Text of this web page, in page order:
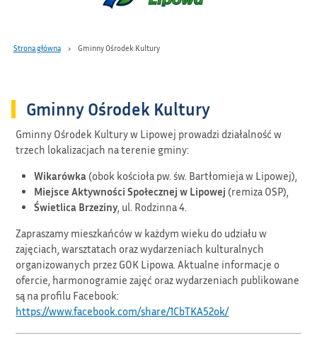
Strona główna Gminny Ośrodek Kultury
Gminny Ośrodek Kultury
Gminny Ośrodek Kultury w Lipowej prowadzi działalność w
trzech lokalizacjach na terenie gminy:
Wikarówka(obok kościoła pw. św. Bartłomieja w Lipowej),
Miejsce Aktywności Społecznej w Lipowej (remiza OSP),
Świetlica Brzeziny, ul. Rodzinna 4.
Zapraszamy mieszkańców w każdym wieku do udziału w
zajęciach, warsztatach oraz wydarzeniach kulturalnych
organizowanych przez GOK Lipowa. Aktualne informacje o
ofercie, harmonogramie zajęć oraz wydarzeniach publikowane
są na profilu Facebook:
https://www.facebook.com/share/1CbTKA52ok/